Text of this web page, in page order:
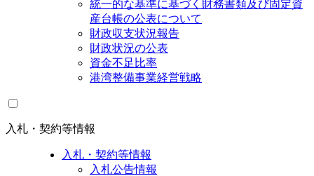
統一的な基準に基づく財務書類及び固定資
産台帳の公表について
財政収支状況報告
財政状況の公表
資金不足比率
港湾整備事業経営戦略
入札・契約等情報
入札・契約等情報
入札公告情報